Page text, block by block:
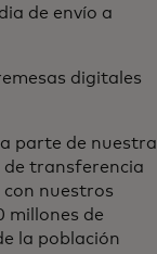
de envío a
digitales
parte de nuestra
de transferencia
nuestros
millones de
la población